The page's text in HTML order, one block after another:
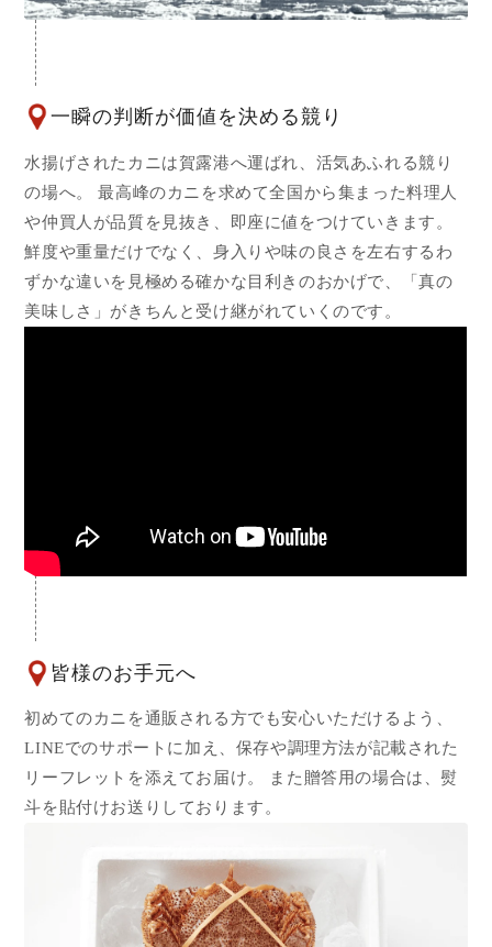
一瞬の判断が価値を決める競り
水揚げされたカニは賀露港へ運ばれ、活気あふれる競り
の場へ。 最高峰のカニを求めて全国から集まった料理人
や仲買人が品質を見抜き、即座に値をつけていきます。
鮮度や重量だけでなく、身入りや味の良さを左右するわ
ずかな違いを見極める確かな目利きのおかげで、「真の
美味しさ」がきちんと受け継がれていくのです。
皆様のお手元へ
初めてのカニを通販される方でも安心いただけるよう、
LINEでのサポートに加え、保存や調理方法が記載された
リーフレットを添えてお届け。 また贈答用の場合は、熨
斗を貼付けお送りしております。